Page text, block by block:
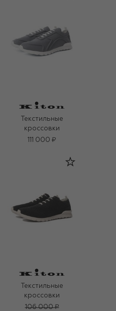
Текстильные
кроссовки
111 000 ₽
Текстильные
кроссовки
106 000 ₽